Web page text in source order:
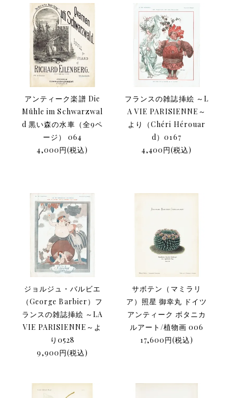
アンティーク楽譜 Die
Mühle im Schwarzwal
d 黒い森の水車（全9ペ
ージ） 064
4,000円(税込)
フランスの雑誌挿絵 ～L
A VIE PARISIENNE～
より（Chéri Hérouar
d）0167
4,400円(税込)
ジョルジュ・バルビエ
（George Barbier）フ
ランスの雑誌挿絵 ～LA
VIE PARISIENNE～よ
り0528
9,900円(税込)
サボテン（マミラリ
ア）照星 御幸丸 ドイツ
アンティーク ボタニカ
ルアート/植物画 006
17,600円(税込)